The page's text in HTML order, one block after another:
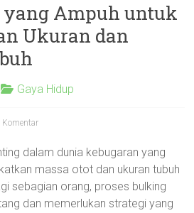
Ampuh untuk
Ukuran dan
Gaya Hidup
Komentar
dalam dunia kebugaran yang
massa otot dan ukuran tubuh
sebagian orang, proses bulking
dan memerlukan strategi yang